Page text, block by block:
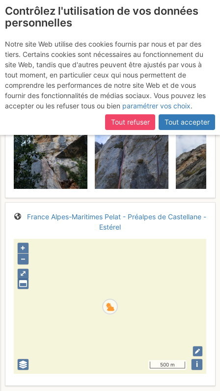
Baou de Saint-Jeannet :
La mafia
Dimanche 30 avril 2017
France Alpes-Maritimes Pelat - Préalpes de Castellane -
Estérel
⤢
+
–
500 m i
Contrôlez l'utilisation de vos données
personnelles
Notre site Web utilise des cookies fournis par nous et par des
tiers. Certains cookies sont nécessaires au fonctionnement du
site Web, tandis que d'autres peuvent être ajustés par vous à
tout moment, en particulier ceux qui nous permettent de
comprendre les performances de notre site Web et de vous
fournir des fonctionnalités de médias sociaux. Vous pouvez les
accepter ou les refuser tous ou bien paramétrer vos choix.
Tout refuser
Tout accepter